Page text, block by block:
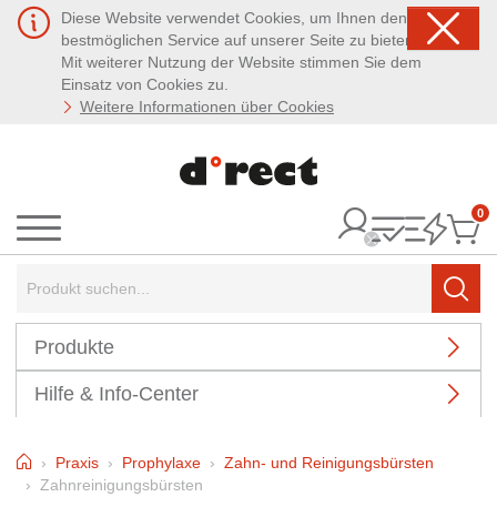
Diese Website verwendet Cookies, um Ihnen den
bestmöglichen Service auf unserer Seite zu bieten.
Mit weiterer Nutzung der Website stimmen Sie dem
Einsatz von Cookies zu.
Weitere Informationen über Cookies
Menü
0
Produkte
Hilfe & Info-Center
HomePraxis Prophylaxe
Zahn- und Reinigungsbürsten
Zahnreinigungsbürsten